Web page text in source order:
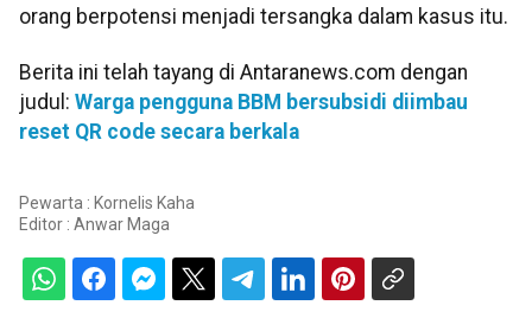
orang berpotensi menjadi tersangka dalam kasus itu.
Berita ini telah tayang di Antaranews.com dengan
judul: Warga pengguna BBM bersubsidi diimbau
reset QR code secara berkala
Pewarta : Kornelis Kaha
Editor : Anwar Maga